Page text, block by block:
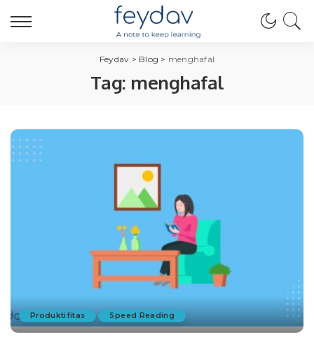
Feydav > Blog > menghafal
Tag: menghafal
Produktifitas Speed Reading